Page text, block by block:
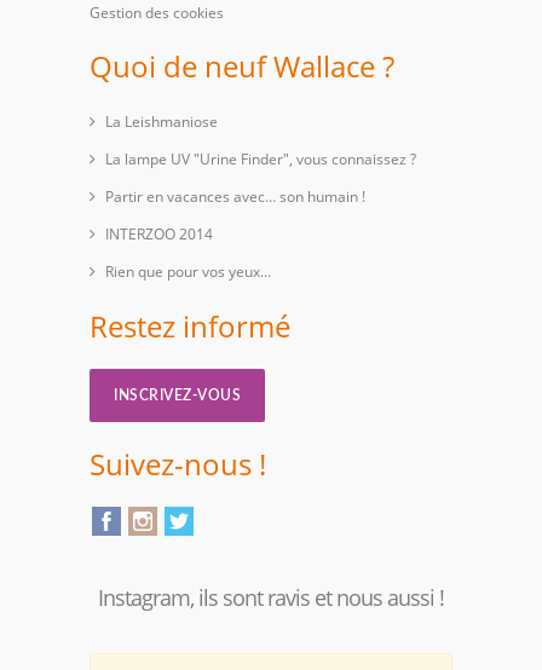
Gestion des cookies
Quoi de neuf Wallace ?
La Leishmaniose
La lampe UV "Urine Finder", vous connaissez ?
Partir en vacances avec… son humain !
INTERZOO 2014
Rien que pour vos yeux...
Restez informé
INSCRIVEZ-VOUS
Suivez-nous !
Instagram, ils sont ravis et nous aussi !